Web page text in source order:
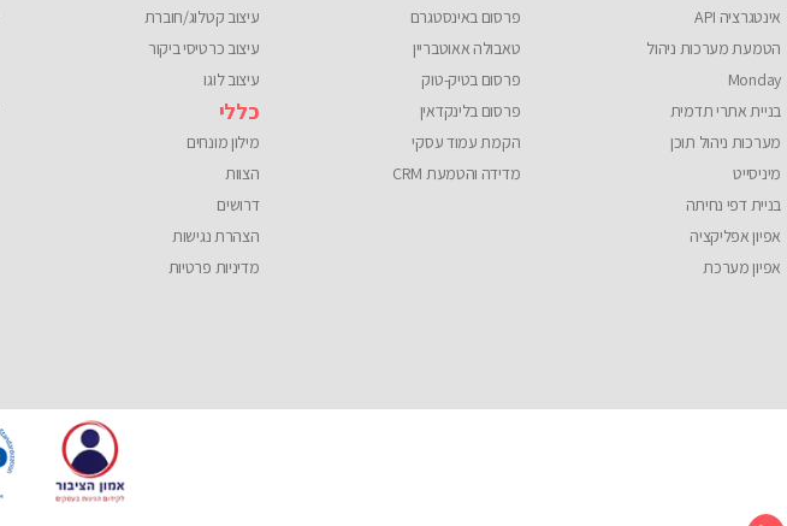
אינטגרציה API
הטמעת מערכות ניהול
Monday
בניית אתרי תדמית
מערכות ניהול תוכן
מיניסייט
בניית דפי נחיתה
אפיון אפליקציה
אפיון מערכת
פרסום באינסטגרם
טאבולה אאוטבריין
פרסום בטיק-טוק
פרסום בלינקדאין
הקמת עמוד עסקי
מדידה והטמעת CRM
עיצוב קטלוג/חוברת
עיצוב כרטיסי ביקור
עיצוב לוגו
כללי
מילון מונחים
הצוות
דרושים
הצהרת נגישות
מדיניות פרטיות